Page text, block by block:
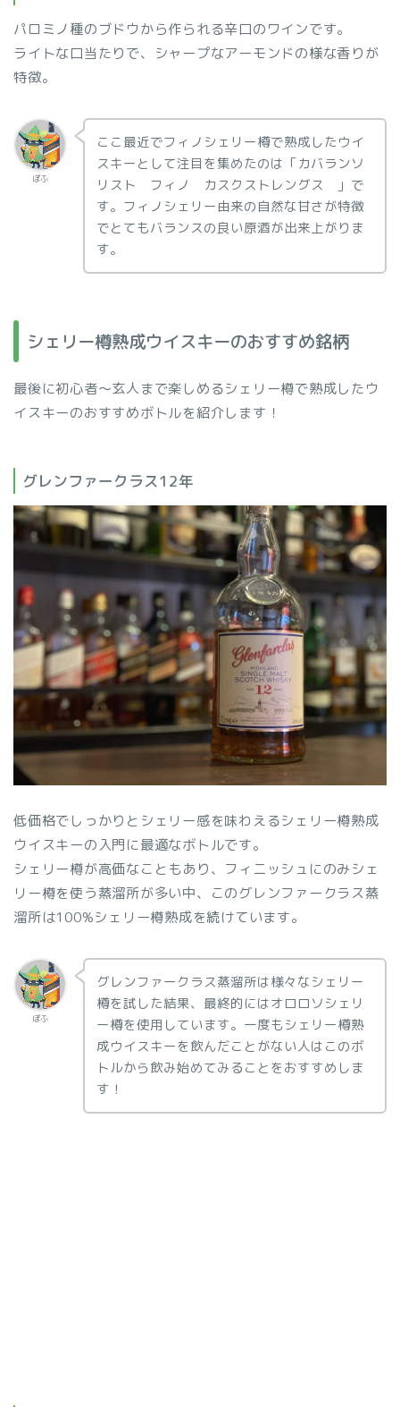
パロミノ種のブドウから作られる辛口のワインです。
ライトな口当たりで、シャープなアーモンドの様な香りが
特徴。
ぽふ
ここ最近でフィノシェリー樽で熟成したウイ
スキーとして注目を集めたのは「カバランソ
リスト フィノ カスクストレングス 」で
す。フィノシェリー由来の自然な甘さが特徴
でとてもバランスの良い原酒が出来上がりま
す。
シェリー樽熟成ウイスキーのおすすめ銘柄
最後に初心者〜玄人まで楽しめるシェリー樽で熟成したウ
イスキーのおすすめボトルを紹介します！
グレンファークラス12年
低価格でしっかりとシェリー感を味わえるシェリー樽熟成
ウイスキーの入門に最適なボトルです。
シェリー樽が高価なこともあり、フィニッシュにのみシェ
リー樽を使う蒸溜所が多い中、このグレンファークラス蒸
溜所は100%シェリー樽熟成を続けています。
ぽふ
グレンファークラス蒸溜所は様々なシェリー
樽を試した結果、最終的にはオロロソシェリ
ー樽を使用しています。一度もシェリー樽熟
成ウイスキーを飲んだことがない人はこのボ
トルから飲み始めてみることをおすすめしま
す！